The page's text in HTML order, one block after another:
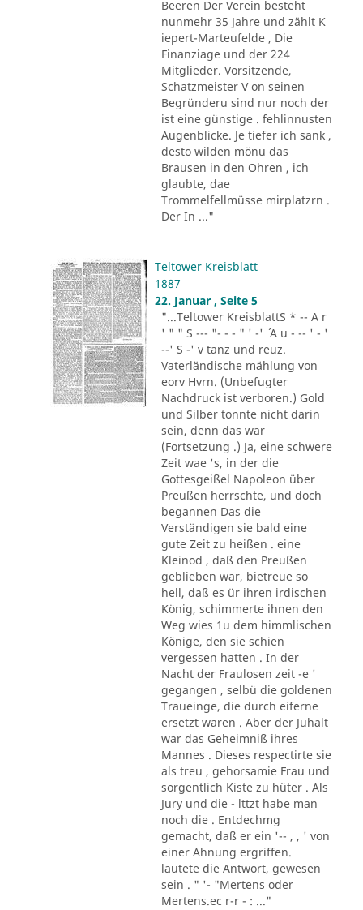
Beeren Der Verein besteht
nunmehr 35 Jahre und zählt K
iepert-Marteufelde , Die
Finanziage und der 224
Mitglieder. Vorsitzende,
Schatzmeister V on seinen
Begründeru sind nur noch der
ist eine günstige . fehlinnusten
Augenblicke. Je tiefer ich sank ,
desto wilden mönu das
Brausen in den Ohren , ich
glaubte, dae
Trommelfellmüsse mirplatzrn .
Der In ..."
Teltower Kreisblatt
1887
22. Januar , Seite 5
"...Teltower KreisblattS * -- A r
' " " S --- "- - - " ' -' ´ A u - -- ' - '
--' S -' v tanz und reuz.
Vaterländische mählung von
eorv Hvrn. (Unbefugter
Nachdruck ist verboren.) Gold
und Silber tonnte nicht darin
sein, denn das war
(Fortsetzung .) Ja, eine schwere
Zeit wae 's, in der die
Gottesgeißel Napoleon über
Preußen herrschte, und doch
begannen Das die
Verständigen sie bald eine
gute Zeit zu heißen . eine
Kleinod , daß den Preußen
geblieben war, bietreue so
hell, daß es ür ihren irdischen
König, schimmerte ihnen den
Weg wies 1u dem himmlischen
Könige, den sie schien
vergessen hatten . In der
Nacht der Fraulosen zeit -e '
gegangen , selbü die goldenen
Traueinge, die durch eiferne
ersetzt waren . Aber der Juhalt
war das Geheimniß ihres
Mannes . Dieses respectirte sie
als treu , gehorsamie Frau und
sorgentlich Kiste zu hüter . Als
Jury und die - lttzt habe man
noch die . Entdechmg
gemacht, daß er ein '-- , , ' von
einer Ahnung ergriffen.
lautete die Antwort, gewesen
sein . " '- "Mertens oder
Mertens.ec r-r - : ..."